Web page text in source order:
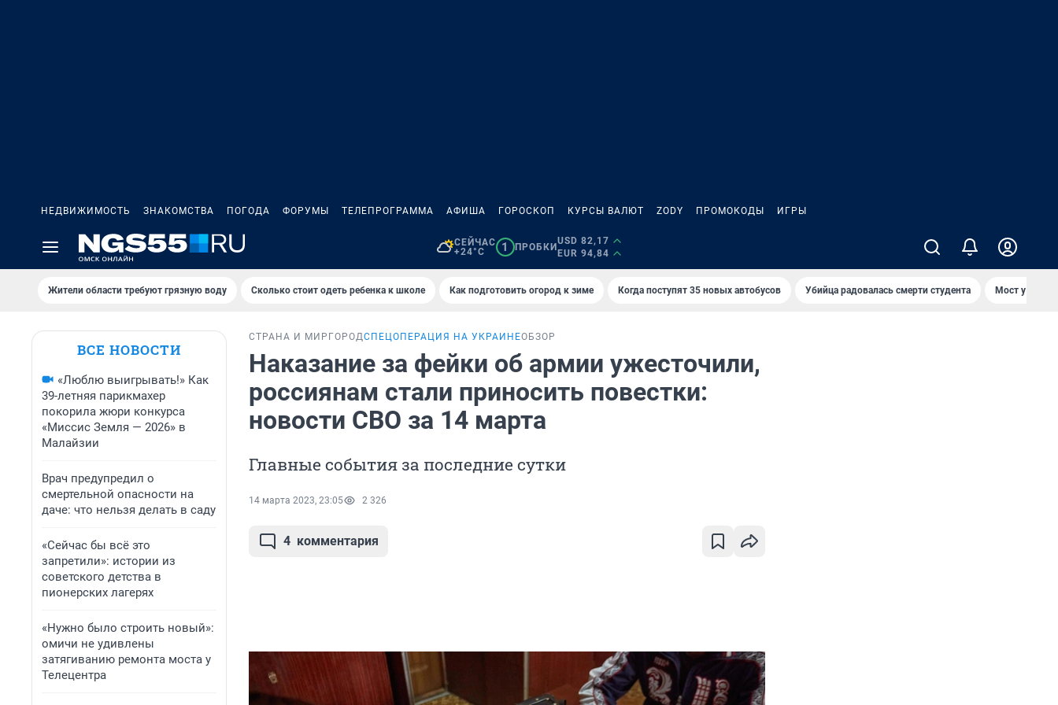
НЕДВИЖИМОСТЬ ЗНАКОМСТВА ПОГОДА ФОРУМЫ ТЕЛЕПРОГРАММА АФИША ГОРОСКОП КУРСЫ ВАЛЮТ ZODY ПРОМОКОДЫ ИГРЫ
СЕЙЧАС
+24°C
1 ПРОБКИ
USD 82,17
EUR 94,84
Жители области требуют грязную воду Сколько стоит одеть ребенка к школе Как подготовить огород к зиме Когда поступят 35 новых автобусов Убийца радовалась смерти студента Мост у
ВСЕ НОВОСТИ
«Люблю выигрывать!» Как
39-летняя парикмахер
покорила жюри конкурса
«Миссис Земля — 2026» в
Малайзии
Врач предупредил о
смертельной опасности на
даче: что нельзя делать в саду
«Сейчас бы всё это
запретили»: истории из
советского детства в
пионерских лагерях
«Нужно было строить новый»:
омичи не удивлены
затягиванию ремонта моста у
Телецентра
СТРАНА И МИР ГОРОДСПЕЦОПЕРАЦИЯ НА УКРАИНЕОБЗОР
Наказание за фейки об армии ужесточили,
россиянам стали приносить повестки:
новости СВО за 14 марта
Главные события за последние сутки
14 марта 2023, 23:05 2 326
4 комментария